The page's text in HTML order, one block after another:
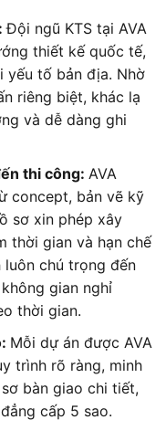
Đội ngũ KTS tại AVA
thiết kế quốc tế,
yếu tố bản địa. Nhờ
riêng biệt, khác lạ
và dễ dàng ghi
thi công: AVA
concept, bản vẽ kỹ
sơ xin phép xây
thời gian và hạn chế
chú trọng đến
gian nghỉ
thời gian.
Mỗi dự án được AVA
trình rõ ràng, minh
bàn giao chi tiết,
cấp 5 sao.